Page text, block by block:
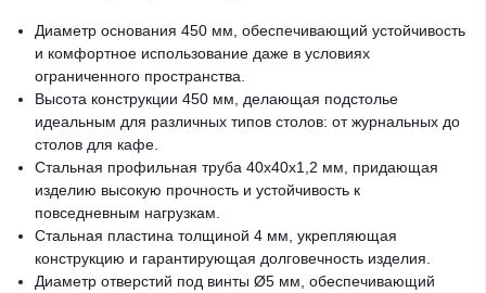
Диаметр основания 450 мм, обеспечивающий устойчивость
и комфортное использование даже в условиях
ограниченного пространства.
Высота конструкции 450 мм, делающая подстолье
идеальным для различных типов столов: от журнальных до
столов для кафе.
Стальная профильная труба 40x40x1,2 мм, придающая
изделию высокую прочность и устойчивость к
повседневным нагрузкам.
Стальная пластина толщиной 4 мм, укрепляющая
конструкцию и гарантирующая долговечность изделия.
Диаметр отверстий под винты Ø5 мм, обеспечивающий